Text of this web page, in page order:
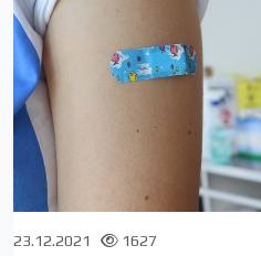
23.12.2021 1627